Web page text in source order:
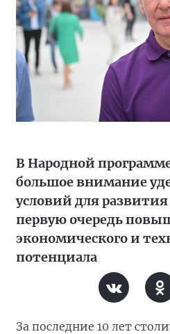
В Народной
большое внимание
условий для
первую очередь
экономического и
потенциала
За последние 10 лет